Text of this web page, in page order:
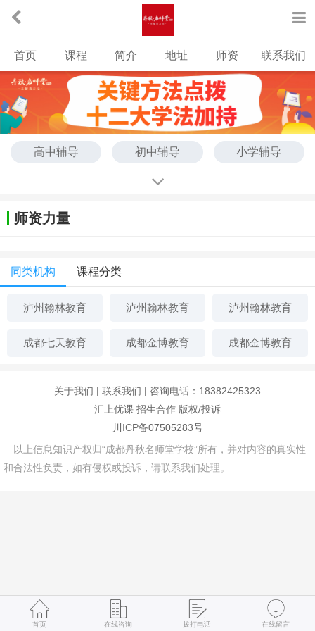
首页 课程 简介 地址 师资 联系我们
高中辅导 初中辅导 小学辅导
师资力量
同类机构 课程分类
泸州翰林教育 泸州翰林教育 泸州翰林教育
成都七天教育 成都金博教育 成都金博教育
关于我们 | 联系我们 | 咨询电话：18382425323
汇上优课 招生合作 版权/投诉
川ICP备07505283号
以上信息知识产权归“成都丹秋名师堂学校”所有，并对内容的真实性
和合法性负责，如有侵权或投诉，请联系我们处理。
首页 在线咨询 拨打电话 在线留言